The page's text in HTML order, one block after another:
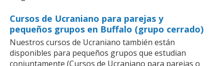
Cursos de Ucraniano para parejas y
pequeños grupos en Buffalo (grupo cerrado)
Nuestros cursos de Ucraniano también están
disponibles para pequeños grupos que estudian
conjuntamente (Cursos de Ucraniano para parejas o